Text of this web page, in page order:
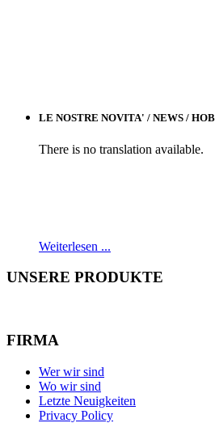
LE NOSTRE NOVITA' / NEWS /
There is no translation available.
Weiterlesen ...
UNSERE PRODUKTE
FIRMA
Wer wir sind
Wo wir sind
Letzte Neuigkeiten
Privacy Policy